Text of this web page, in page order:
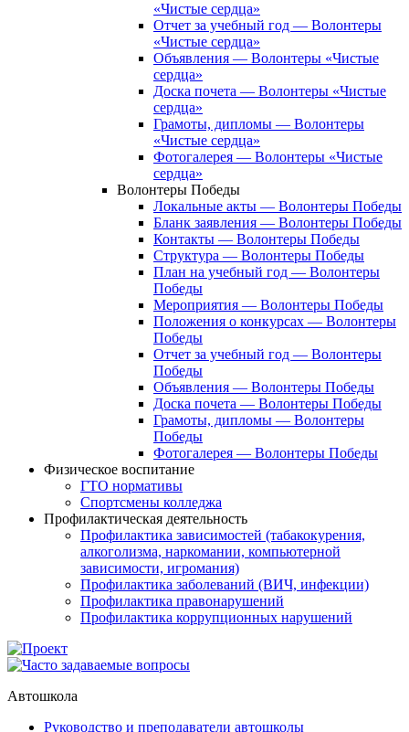
«Чистые сердца»
Отчет за учебный год — Волонтеры
«Чистые сердца»
Объявления — Волонтеры «Чистые
сердца»
Доска почета — Волонтеры «Чистые
сердца»
Грамоты, дипломы — Волонтеры
«Чистые сердца»
Фотогалерея — Волонтеры «Чистые
сердца»
Волонтеры Победы
Локальные акты — Волонтеры Победы
Бланк заявления — Волонтеры Победы
Контакты — Волонтеры Победы
Структура — Волонтеры Победы
План на учебный год — Волонтеры
Победы
Мероприятия — Волонтеры Победы
Положения о конкурсах — Волонтеры
Победы
Отчет за учебный год — Волонтеры
Победы
Объявления — Волонтеры Победы
Доска почета — Волонтеры Победы
Грамоты, дипломы — Волонтеры
Победы
Фотогалерея — Волонтеры Победы
Физическое воспитание
ГТО нормативы
Спортсмены колледжа
Профилактическая деятельность
Профилактика зависимостей (табакокурения,
алкоголизма, наркомании, компьютерной
зависимости, игромания)
Профилактика заболеваний (ВИЧ, инфекции)
Профилактика правонарушений
Профилактика коррупционных нарушений
Автошкола
Руководство и преподаватели автошколы